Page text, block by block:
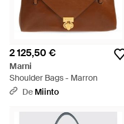
2 125,50 €
Marni
Shoulder Bags - Marron
De Miinto